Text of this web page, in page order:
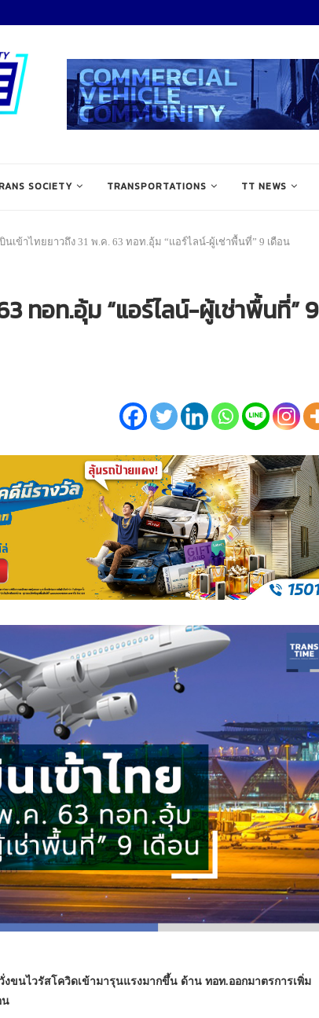
SOCIETY TRANSPORTATIONS TT NEWS
นเข้าไทยยาวถึง 31 พ.ค. 63 ทอท.อุ้ม “แอร์ไลน์-ผู้เช่าพื้นที่” 9 เดือน
ทอท.อุ้ม “แอร์ไลน์-ผู้เช่าพื้นที่” 9
งขนไวรัสโควิดเข้ามารุนแรงมากขึ้น ด้าน ทอท.ออกมาตรการเพิ่ม
น